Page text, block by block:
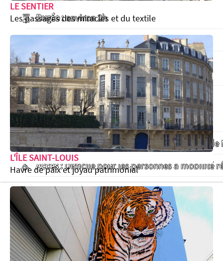
Durée :environ 2h
Public :
convient à tous les publics
Prix :15 € (avec dégressivité)
Paiement sur place ou par virement
Dates possibles (selon disponibilité) :
Du lundi au dimanche à 10h30 ou 14h30
Visite pour groupes dejà constitués de 6 ou plus
Rdv :Entrée du Père Lachaise face au 21 bd
Accès :Difficile pour les personnes à mobilité
LE SENTIER
Les passages des miracles et du textile
L'ÎLE SAINT-LOUIS
Havre de paix et joyau patrimonial